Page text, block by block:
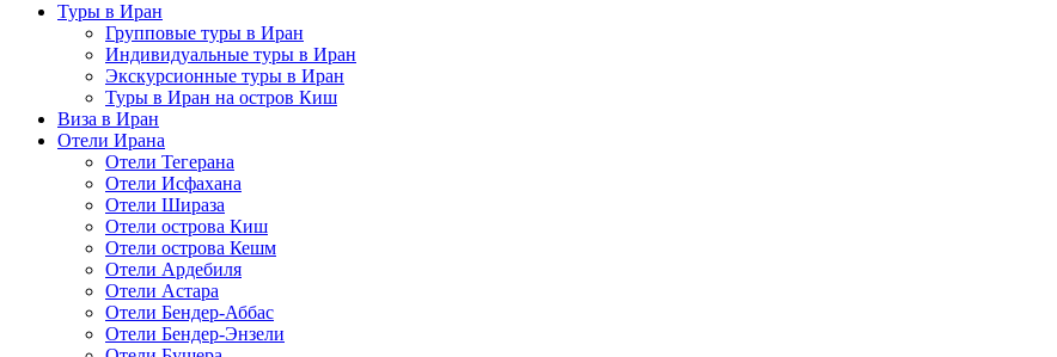
Туры в Иран
Групповые туры в Иран
Индивидуальные туры в Иран
Экскурсионные туры в Иран
Туры в Иран на остров Киш
Виза в Иран
Отели Ирана
Отели Тегерана
Отели Исфахана
Отели Шираза
Отели острова Киш
Отели острова Кешм
Отели Ардебиля
Отели Астара
Отели Бендер-Аббас
Отели Бендер-Энзели